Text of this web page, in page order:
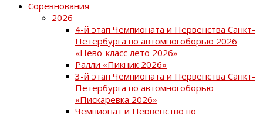
Соревнования
2026
4-й этап Чемпионата и Первенства Санкт-
Петербурга по автомногоборью 2026
«Нево-класс лето 2026»
Ралли «Пикник 2026»
3-й этап Чемпионата и Первенства Санкт-
Петербурга по автомногоборью
«Пискаревка 2026»
Чемпионат и Первенство по